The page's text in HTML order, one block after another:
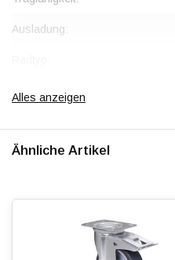
Ausladung:
Befestigungstyp:
Radkörper:
Alles anzeigen
Ähnliche Artikel